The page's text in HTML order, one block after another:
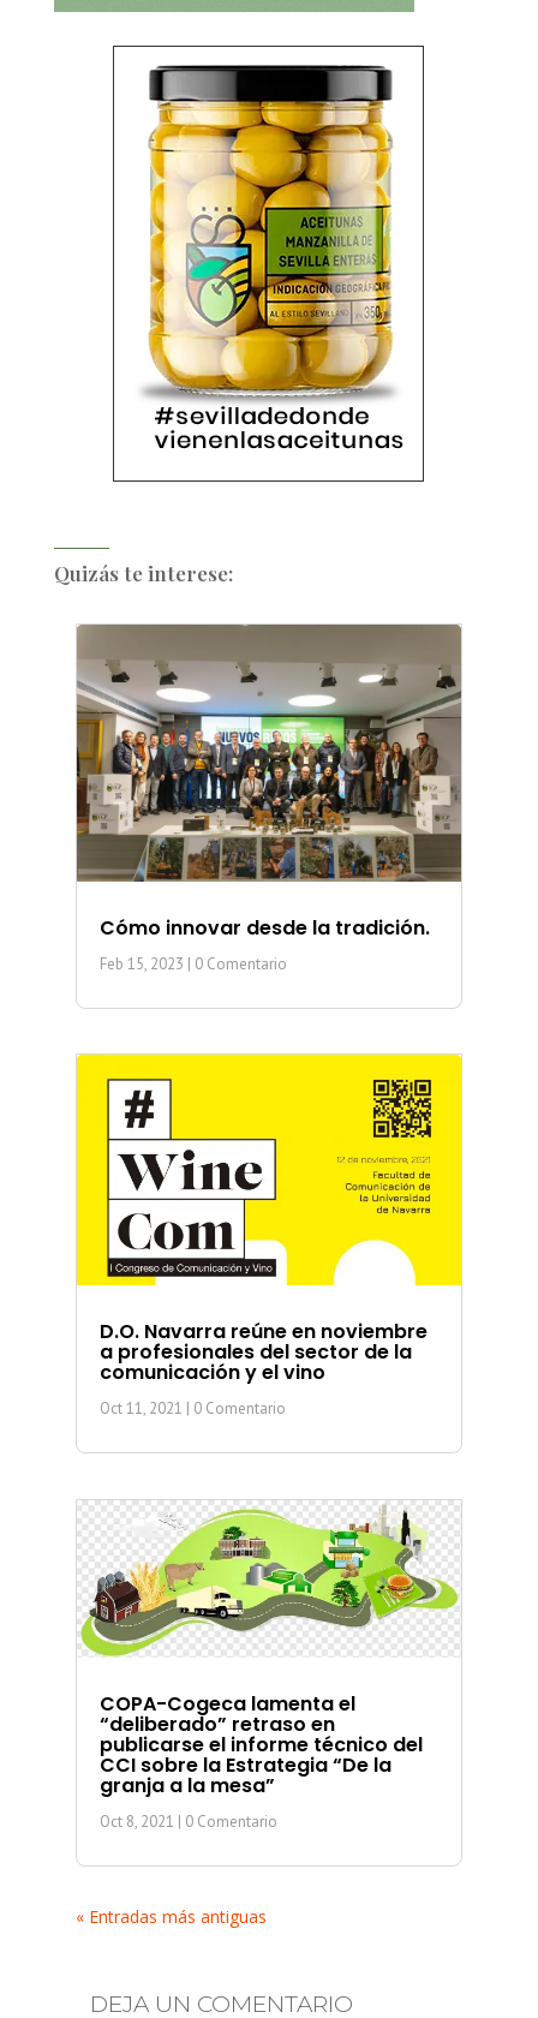
Quizás te interese:
Cómo innovar desde la tradición.
Feb 15, 2023 | 0 Comentario
D.O. Navarra reúne en noviembre
a profesionales del sector de la
comunicación y el vino
Oct 11, 2021 | 0 Comentario
COPA-Cogeca lamenta el
“deliberado” retraso en
publicarse el informe técnico del
CCI sobre la Estrategia “De la
granja a la mesa”
Oct 8, 2021 | 0 Comentario
« Entradas más antiguas
DEJA UN COMENTARIO